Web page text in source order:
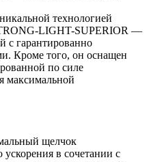
технологией
LIGHT-SUPERIOR —
с гарантированно
Кроме того, он оснащен
по силе
максимальной
щелчок
в сочетании с